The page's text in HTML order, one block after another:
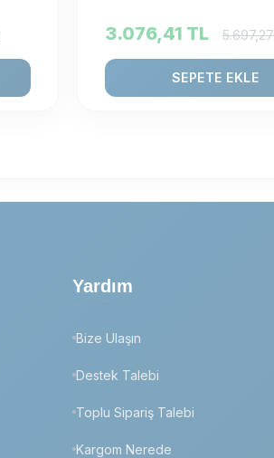
3.076,41 TL 5.697,27
SEPETE EKLE
Yardım
Bize Ulaşın
Destek Talebi
Toplu Sipariş Talebi
Kargom Nerede